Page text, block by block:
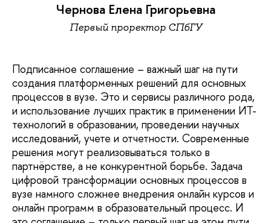
Чернова Елена Григорьевна
Первый проректор СПбГУ
Подписанное соглашение – важный шаг на пути
создания платформенных решений для основных
процессов в вузе. Это и сервисы различного рода,
и использование лучших практик в применении ИТ-
технологий в образовании, проведении научных
исследований, учете и отчетности. Современные
решения могут реализовываться только в
партнёрстве, а не конкурентной борьбе. Задача
цифровой трансформации основных процессов в
вузе намного сложнее внедрения онлайн курсов и
онлайн программ в образовательный процесс. И